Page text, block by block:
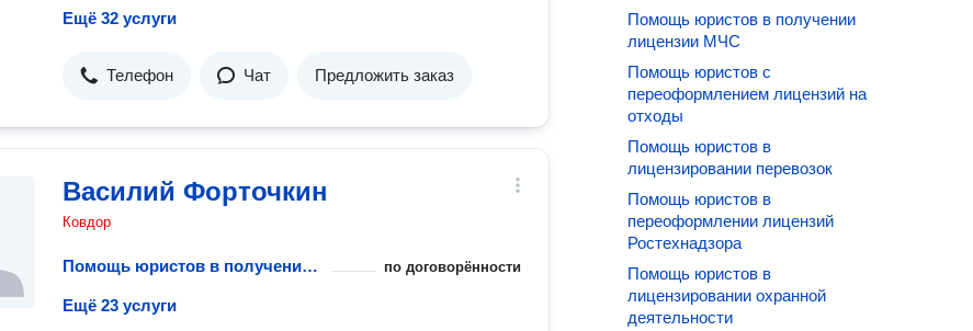
Ещё 32 услуги
Телефон Чат Предложить заказ
Василий Форточкин
Ковдор
Помощь юристов в получении лицензий на пользование недрами по договорённости
Ещё 23 услуги
Помощь юристов в получении
лицензии МЧС
Помощь юристов с
переоформлением лицензий на
отходы
Помощь юристов в
лицензировании перевозок
Помощь юристов в
переоформлении лицензий
Ростехнадзора
Помощь юристов в
лицензировании охранной
деятельности